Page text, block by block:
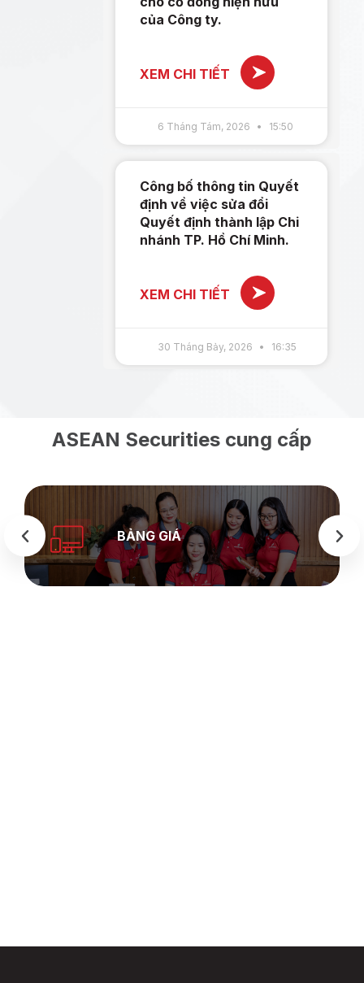
của Công ty.
XEM CHI TIẾT
6 Tháng Tám, 2026 15:50
Công bố thông tin Quyết
định về việc sửa đổi
Quyết định thành lập Chi
nhánh TP. Hồ Chí Minh.
XEM CHI TIẾT
30 Tháng Bảy, 2026 16:35
ASEAN Securities cung cấp
BẢNG GIÁ